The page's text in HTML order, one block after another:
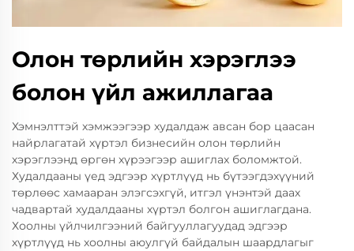
Олон төрлийн хэрэглээ
болон үйл ажиллагаа
Хэмнэлттэй хэмжээгээр худалдаж авсан бор цаасан
найрлагатай хүртэл бизнесийн олон төрлийн
хэрэглээнд өргөн хүрээгээр ашиглах боломжтой.
Худалдааны үед эдгээр хүртлүүд нь бүтээгдэхүүний
төрлөөс хамааран элэгсэхгүй, итгэл үнэнтэй даах
чадвартай худалдааны хүртэл болгон ашиглагдана.
Хоолны үйлчилгээний байгууллагуудад эдгээр
хүртлүүд нь хоолны аюулгүй байдалын шаардлагыг